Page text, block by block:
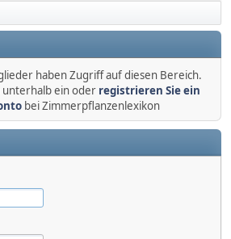
haben Zugriff auf diesen Bereich.
unterhalb ein oder registrieren Sie ein
bei Zimmerpflanzenlexikon